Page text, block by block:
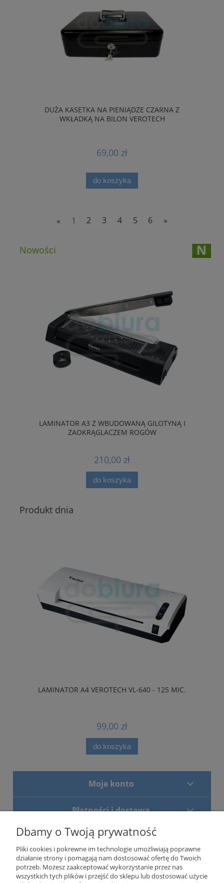
DUŻA KASETKA NA PIENIĄDZE CZARNA Z
WKŁADKĄ NA BILON VEROTECH
69,00 zł
do koszyka
« 1 2 3 4 5 6 »
Nowości
LAMINATOR A3 Z WBUDOWANĄ GILOTYNĄ I
ZAOKRĄGLACZEM ROGÓW
210,00 zł
do koszyka
Produkt dnia
LAMINATOR A4 VEROTECH VL-640 - 125 MIC.
99,00 zł
do koszyka
Moje konto
Płatności i dostawa
Pomoc
Centrum informacji
Dbamy o Twoją prywatność
Pliki cookies i pokrewne im technologie umożliwiają poprawne
działanie strony i pomagają nam dostosować ofertę do Twoich
potrzeb. Możesz zaakceptować wykorzystanie przez nas
wszystkich tych plików i przejść do sklepu lub dostosować użycie